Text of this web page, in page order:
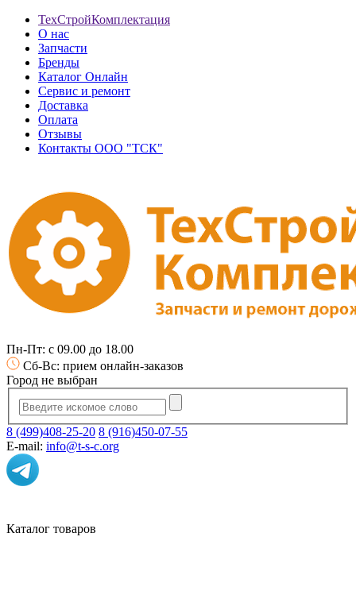
ТехСтройКомплектация
О нас
Запчасти
Бренды
Каталог Онлайн
Сервис и ремонт
Доставка
Оплата
Отзывы
Контакты ООО "ТСК"
Пн-Пт: с 09.00 до 18.00
Сб-Вс: прием онлайн-заказов
Город не выбран
8 (499)408-25-20 8 (916)450-07-55
E-mail: info@t-s-c.org
Каталог товаров